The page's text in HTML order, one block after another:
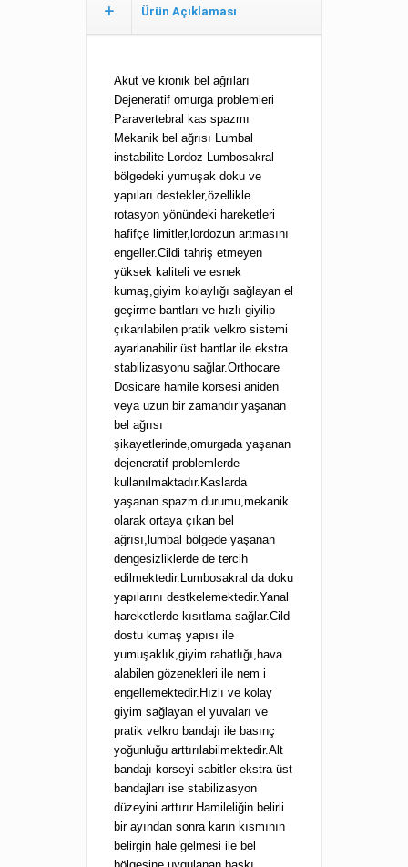
Ürün Açıklaması
Akut ve kronik bel ağrıları
Dejeneratif omurga problemleri
Paravertebral kas spazmı
Mekanik bel ağrısı Lumbal
instabilite Lordoz Lumbosakral
bölgedeki yumuşak doku ve
yapıları destekler,özellikle
rotasyon yönündeki hareketleri
hafifçe limitler,lordozun artmasını
engeller.Cildi tahriş etmeyen
yüksek kaliteli ve esnek
kumaş,giyim kolaylığı sağlayan el
geçirme bantları ve hızlı giyilip
çıkarılabilen pratik velkro sistemi
ayarlanabilir üst bantlar ile ekstra
stabilizasyonu sağlar.Orthocare
Dosicare hamile korsesi aniden
veya uzun bir zamandır yaşanan
bel ağrısı
şikayetlerinde,omurgada yaşanan
dejeneratif problemlerde
kullanılmaktadır.Kaslarda
yaşanan spazm durumu,mekanik
olarak ortaya çıkan bel
ağrısı,lumbal bölgede yaşanan
dengesizliklerde de tercih
edilmektedir.Lumbosakral da doku
yapılarını destkelemektedir.Yanal
hareketlerde kısıtlama sağlar.Cild
dostu kumaş yapısı ile
yumuşaklık,giyim rahatlığı,hava
alabilen gözenekleri ile nem i
engellemektedir.Hızlı ve kolay
giyim sağlayan el yuvaları ve
pratik velkro bandajı ile basınç
yoğunluğu arttırılabilmektedir.Alt
bandajı korseyi sabitler ekstra üst
bandajları ise stabilizasyon
düzeyini arttırır.Hamileliğin belirli
bir ayından sonra karın kısmının
belirgin hale gelmesi ile bel